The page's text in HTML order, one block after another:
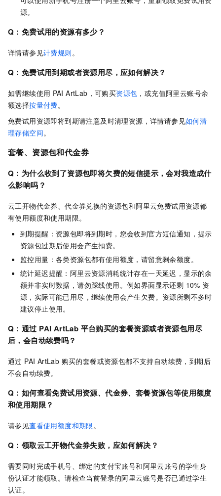
源。
Q：免费试用的资源有多少？
详情请参见计费规则。
Q：免费试用到期或者资源用尽，应如何解决？
如需继续使用 PAI ArtLab，可购买资源包 ，或充值阿里云账号余
额选择按量付费。
免费试用资源即将到期请注意及时清理资源，详情请参见如何清
理存储空间。
套餐、资源包和代金券
Q：为什么收到了资源包即将欠费的短信提示，会对我造成什
么影响吗？
云工开物代金券、代金券兑换的资源包和阿里云免费试用资源都
有使用额度和使用期限。
到期提醒：资源包即将到期时，您会收到官方短信通知，提示
资源包过期后使用会产生扣费。
监控用量：各类资源包都有使用额度，请留意剩余额度。
统计延迟提醒：阿里云资源消耗统计存在一天延迟，显示的余
额并非实时数据，请勿踩线使用。例如界面显示还剩 10% 资
源，实际可能已用尽，继续使用会产生欠费。资源所剩不多时
建议停止使用。
Q：通过 PAI ArtLab 平台购买的套餐资源或者资源包用尽
后，会自动续费吗？
通过 PAI ArtLab 购买的套餐或资源包都不支持自动续费，到期后
不会自动续费。
Q：如何查看免费试用资源、代金券、套餐资源包等使用额度
和使用期限？
请参见查看使用额度和期限 。
Q：领取云工开物代金券失败，应如何解决？
需要同时完成手机号、绑定的支付宝账号和阿里云账号的学生身
份认证才能领取。请检查当前登录的阿里云账号是否已通过学生
认证。